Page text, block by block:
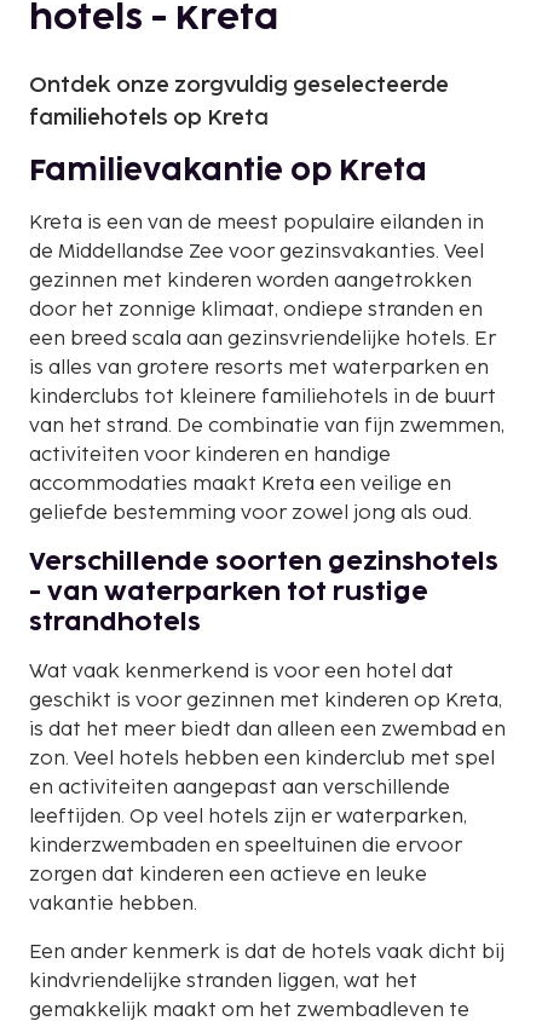
hotels - Kreta
Ontdek onze zorgvuldig geselecteerde
familiehotels op Kreta
Familievakantie op Kreta
Kreta is een van de meest populaire eilanden in
de Middellandse Zee voor gezinsvakanties. Veel
gezinnen met kinderen worden aangetrokken
door het zonnige klimaat, ondiepe stranden en
een breed scala aan gezinsvriendelijke hotels. Er
is alles van grotere resorts met waterparken en
kinderclubs tot kleinere familiehotels in de buurt
van het strand. De combinatie van fijn zwemmen,
activiteiten voor kinderen en handige
accommodaties maakt Kreta een veilige en
geliefde bestemming voor zowel jong als oud.
Verschillende soorten gezinshotels
- van waterparken tot rustige
strandhotels
Wat vaak kenmerkend is voor een hotel dat
geschikt is voor gezinnen met kinderen op Kreta,
is dat het meer biedt dan alleen een zwembad en
zon. Veel hotels hebben een kinderclub met spel
en activiteiten aangepast aan verschillende
leeftijden. Op veel hotels zijn er waterparken,
kinderzwembaden en speeltuinen die ervoor
zorgen dat kinderen een actieve en leuke
vakantie hebben.
Een ander kenmerk is dat de hotels vaak dicht bij
kindvriendelijke stranden liggen, wat het
gemakkelijk maakt om het zwembadleven te